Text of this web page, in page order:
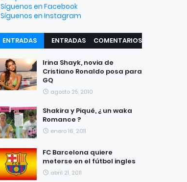
Síguenos en Facebook
Síguenos en Instagram
ENTRADAS
RECIENTES
ENTRADAS
COMENTARIOS
Irina Shayk, novia de
Cristiano Ronaldo posa para
GQ
agosto 25, 2010
Shakira y Piqué, ¿ un waka
Romance ?
enero 16, 2011
FC Barcelona quiere
meterse en el fútbol ingles
abril 21, 2011